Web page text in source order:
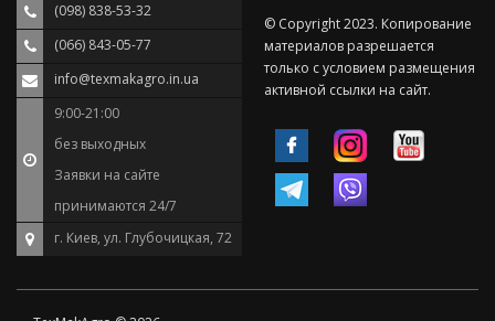
(098) 838-53-32
(066) 843-05-77
info@texmakagro.in.ua
9:00-21:00
без выходных
Заявки на сайте
принимаются 24/7
г. Киев, ул. Глубочицкая, 72
© Copyright 2023. Копирование
материалов разрешается
только с условием размещения
активной ссылки на сайт.